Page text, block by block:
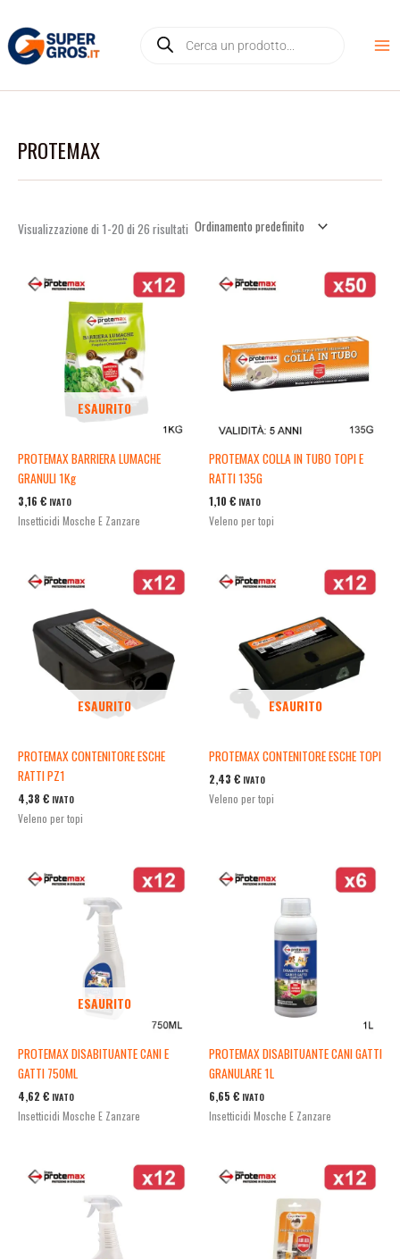
contenuto
search
i
s
i
b
l
PROTEMAX
Visualizzazione di 1-20 di 26 risultati
ESAURITO
PROTEMAX BARRIERA LUMACHE
GRANULI 1Kg
3,16 € IVATO
Insetticidi Mosche E Zanzare
PROTEMAX COLLA IN TUBO TOPI E
RATTI 135G
1,10 € IVATO
Veleno per topi
ESAURITO
PROTEMAX CONTENITORE ESCHE
RATTI PZ1
4,38 € IVATO
Veleno per topi
ESAURITO
PROTEMAX CONTENITORE ESCHE TOPI
2,43 € IVATO
Veleno per topi
ESAURITO
PROTEMAX DISABITUANTE CANI E
GATTI 750ML
4,62 € IVATO
Insetticidi Mosche E Zanzare
PROTEMAX DISABITUANTE CANI GATTI
GRANULARE 1L
6,65 € IVATO
Insetticidi Mosche E Zanzare